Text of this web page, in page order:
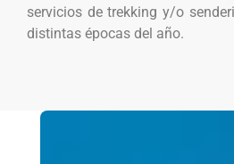
servicios de trekking y/o
distintas épocas del año.